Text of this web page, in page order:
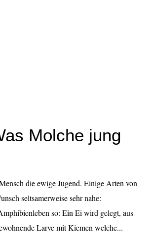
Molche jung
die ewige Jugend. Einige Arten von
seltsamerweise sehr nahe:
so: Ein Ei wird gelegt, aus
Larve mit Kiemen welche...